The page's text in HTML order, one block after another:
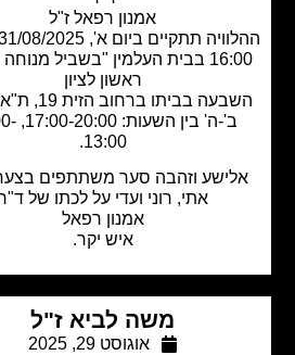
אמנון רפאלז"ל
ההלוויה תתקיים ביום א', 31/08/2025, בשעה
16:00 בבית העלמין "בשביל מנוחה נכונה",
ראשון לציון
בביתו ברחוב הזית 19, ת"א
בימים
ב'-ה' בין השעות:
17:00-20:00, 10:00-
וזהבה סער משתתפים בצערם של
אתי, רוני ועדי על לכתו של ד"ר
אמנון רפאל
איש יקר.
משה לביא ז"ל
אוגוסט 29, 2025